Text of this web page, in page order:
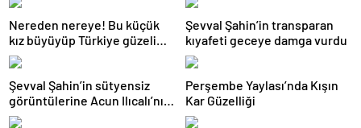
Nereden nereye! Bu küçük
kız büyüyüp Türkiye güzeli
oldu
Şevval Şahin’in transparan
kıyafeti geceye damga vurdu
Şevval Şahin’in sütyensiz
görüntülerine Acun Ilıcalı’nın
kanalında sansür
Perşembe Yaylası’nda Kışın
Kar Güzelliği